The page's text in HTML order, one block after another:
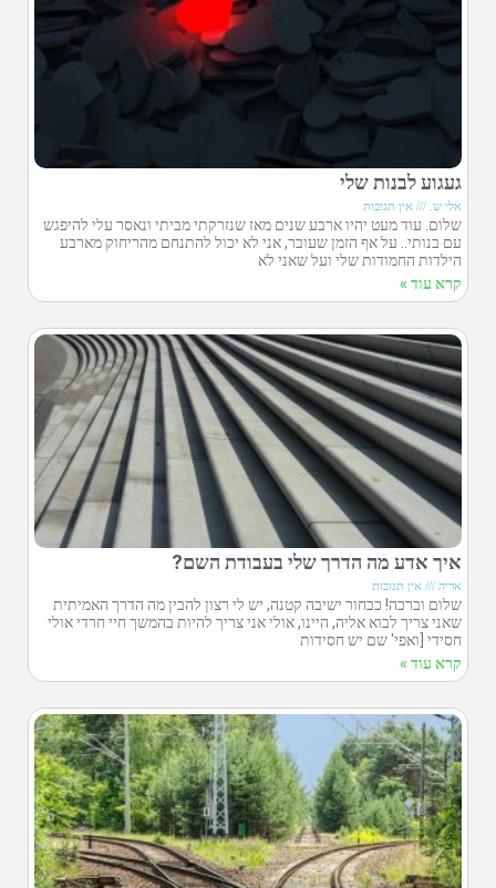
געגוע לבנות שלי
אלי ש. אין תגובות
שלום. עוד מעט יהיו ארבע שנים מאז שנזרקתי מביתי ונאסר עלי להיפגש
עם בנותי.. על אף הזמן שעובר, אני לא יכול להתנחם מהריחוק מארבע
הילדות החמודות שלי ועל שאני לא
קרא עוד »
איך אדע מה הדרך שלי בעבודת השם?
אריה אין תגובות
שלום וברכה! כבחור ישיבה קטנה, יש לי רצון להבין מה הדרך האמיתית
שאני צריך לבוא אליה, היינו, אולי אני צריך להיות בהמשך חיי חרדי אולי
חסידי [ואפי' שם יש חסידות
קרא עוד »